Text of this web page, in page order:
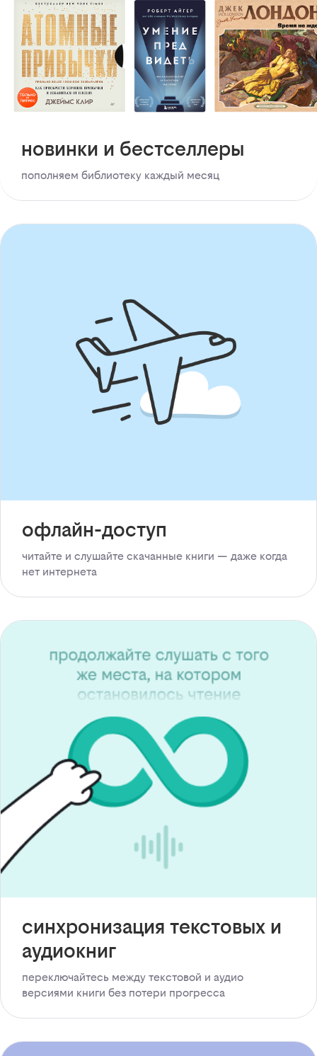
новинки и бестселлеры
пополняем библиотеку каждый месяц
офлайн-доступ
читайте и слушайте скачанные книги — даже когда
нет интернета
синхронизация текстовых и
аудиокниг
переключайтесь между текстовой и аудио
версиями книги без потери прогресса